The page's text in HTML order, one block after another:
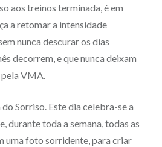
aos treinos terminada, é em
a retomar a intensidade
nunca descurar os dias
decorrem, e que nunca deixam
VMA.
Sorriso. Este dia celebra-se a
durante toda a semana, todas as
uma foto sorridente, para criar